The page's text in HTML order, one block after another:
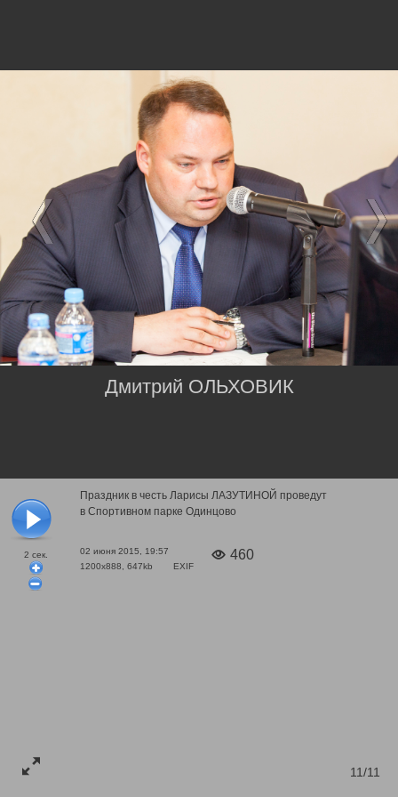
2 сек.
Праздник в честь Ларисы ЛАЗУТИНОЙ проведут
в Спортивном парке Одинцово
02 июня 2015, 19:57
1200x888, 647kb
EXIF
460
11/11
Дмитрий ОЛЬХОВИК